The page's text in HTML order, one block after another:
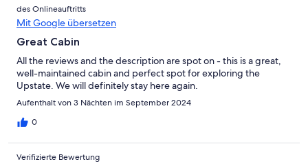
des Onlineauftritts
Mit Google übersetzen
Great Cabin
All the reviews and the description are spot on - this is a great,
well-maintained cabin and perfect spot for exploring the
Upstate. We will definitely stay here again.
Aufenthalt von 3 Nächten im September 2024
0
Verifizierte Bewertung